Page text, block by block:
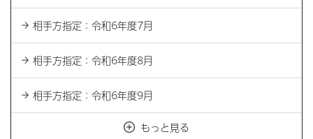
相手方指定：令和6年度7月
相手方指定：令和6年度8月
相手方指定：令和6年度9月
もっと見る